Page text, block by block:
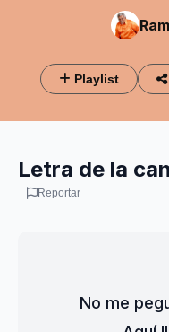
Playlist
Letra de la
Reportar
No me